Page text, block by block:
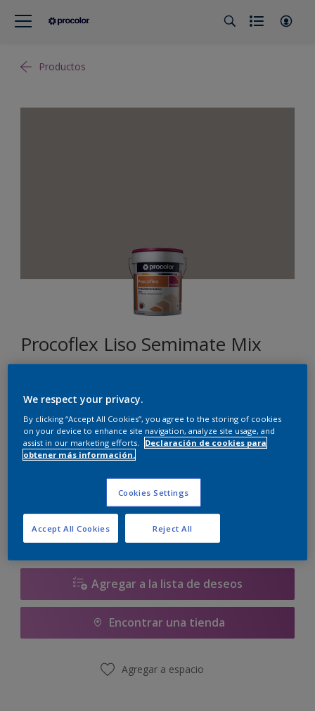
Productos
Procoflex Liso Semimate Mix
Tamaño
Calculadora de pintura
Calcular
Agregar a la lista de deseos
Encontrar una tienda
Agregar a espacio
We respect your privacy.
By clicking “Accept All Cookies”, you agree to the storing of cookies
on your device to enhance site navigation, analyze site usage, and
assist in our marketing efforts.
Declaración de cookies para
obtener más información.
Cookies Settings
Reject All
Accept All Cookies